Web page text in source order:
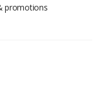
promotions